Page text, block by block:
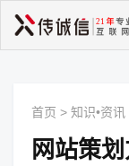
首页 > 知识•资讯
网站策